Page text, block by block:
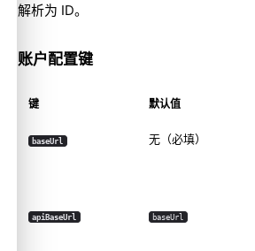
解析为 ID。
账户配置键
键 默认值
baseUrl 无（必填）
apiBaseUrl baseUrl